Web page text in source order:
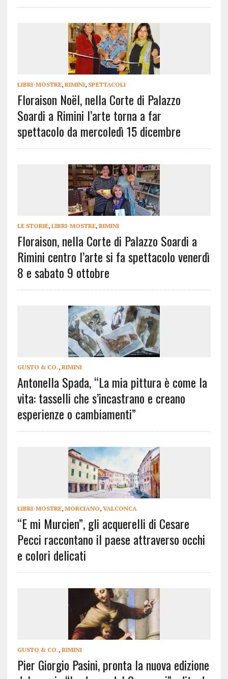
LIBRI-MOSTRE, RIMINI, SPETTACOLI
Floraison Noël, nella Corte di Palazzo
Soardi a Rimini l’arte torna a far
spettacolo da mercoledì 15 dicembre
LE STORIE, LIBRI-MOSTRE, RIMINI
Floraison, nella Corte di Palazzo Soardi a
Rimini centro l’arte si fa spettacolo venerdì
8 e sabato 9 ottobre
GUSTO & CO., RIMINI
Antonella Spada, “La mia pittura è come la
vita: tasselli che s’incastrano e creano
esperienze o cambiamenti”
LIBRI-MOSTRE, MORCIANO, VALCONCA
“E mi Murcien”, gli acquerelli di Cesare
Pecci raccontano il paese attraverso occhi
e colori delicati
GUSTO & CO., RIMINI
Pier Giorgio Pasini, pronta la nuova edizione